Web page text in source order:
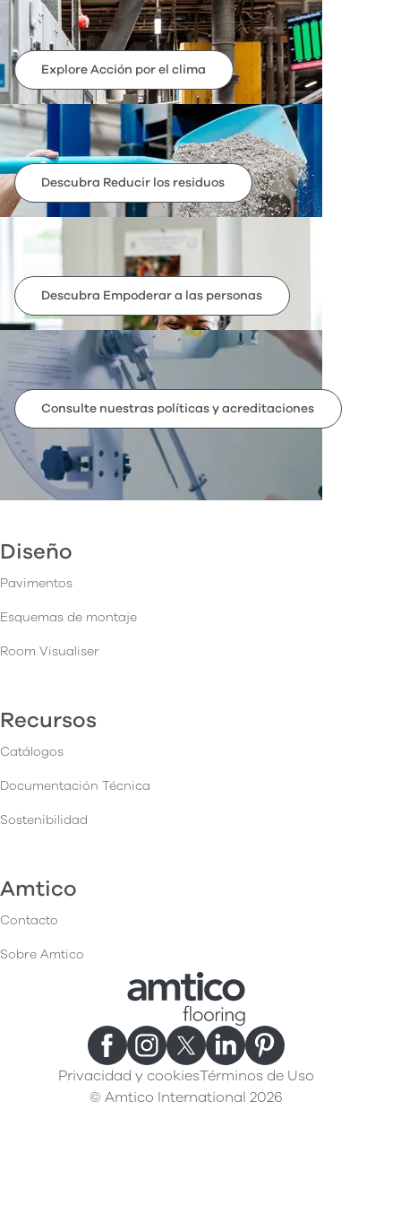
Clima
Explore Acción por el clima
Residuos
Descubra Reducir los residuos
Personas
Descubra Empoderar a las personas
Políticas y acreditaciones
Consulte nuestras políticas y acreditaciones
Diseño
Pavimentos
Esquemas de montaje
Room Visualiser
Recursos
Catálogos
Documentación Técnica
Sostenibilidad
Amtico
Contacto
Sobre Amtico
Privacidad y cookiesTérminos de Uso
© Amtico International 2026